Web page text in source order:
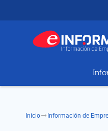
Inicio Información de